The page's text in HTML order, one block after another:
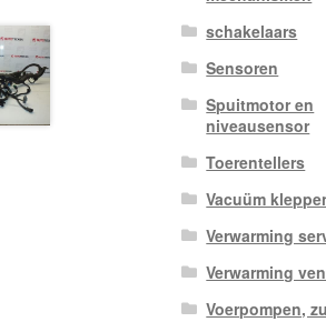
schakelaars
Sensoren
Spuitmotor en
niveausensor
Toerentellers
Vacuüm
Verwarming
Verwarming
Voerpompen,